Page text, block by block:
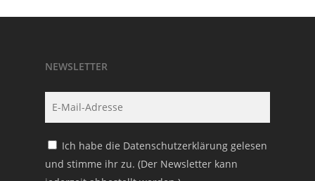
NEWSLETTER
Ich habe die Datenschutzerklärung gelesen
und stimme ihr zu. (Der Newsletter kann